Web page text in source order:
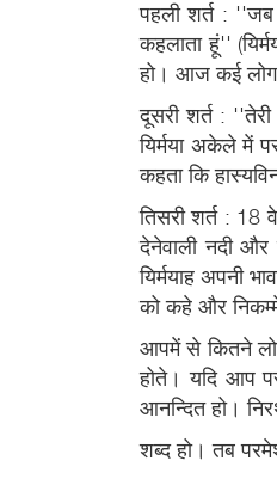
पहली शर्त :
कहलाता हूं''
हो। आज कई लोग
दूसरी शर्त :
यिर्मया अकेले में
कहता कि
तिसरी शर्त : 18
देनेवाली नदी
यिर्मयाह अपनी
को कहे और
आपमें से कितने
होते। यदि आप
आनन्दित हो।
शब्द हो। तब